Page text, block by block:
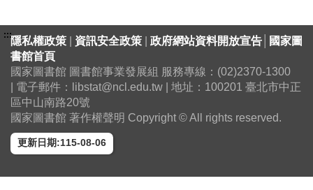
:::隱私權政策 資訊安全政策 政府網站資料開放宣告
國家圖
書館首頁
國家圖書館 圖書館事業發展組 服務專線：(02)2370-1300
| 電子郵件：libstat@ncl.edu.tw | 地址：100201 臺北市中正
區中山南路20號
國家圖書館 著作權聲明 Copyright © All rights reserved.
更新日期:115-08-06